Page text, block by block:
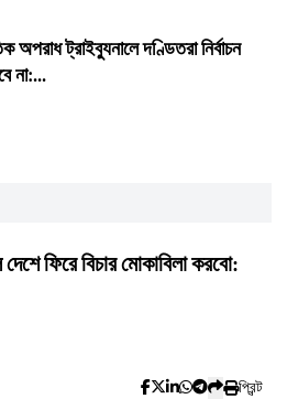
অপরাধ ট্রাইব্যুনালে দণ্ডিতরা নির্বাচন
না:...
দেশে ফিরে বিচার মোকাবিলা করবো:
প্রিন্ট